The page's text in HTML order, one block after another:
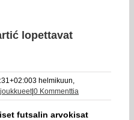
lopettavat
3 helmikuun,
|0 Kommenttia
futsalin arvokisat